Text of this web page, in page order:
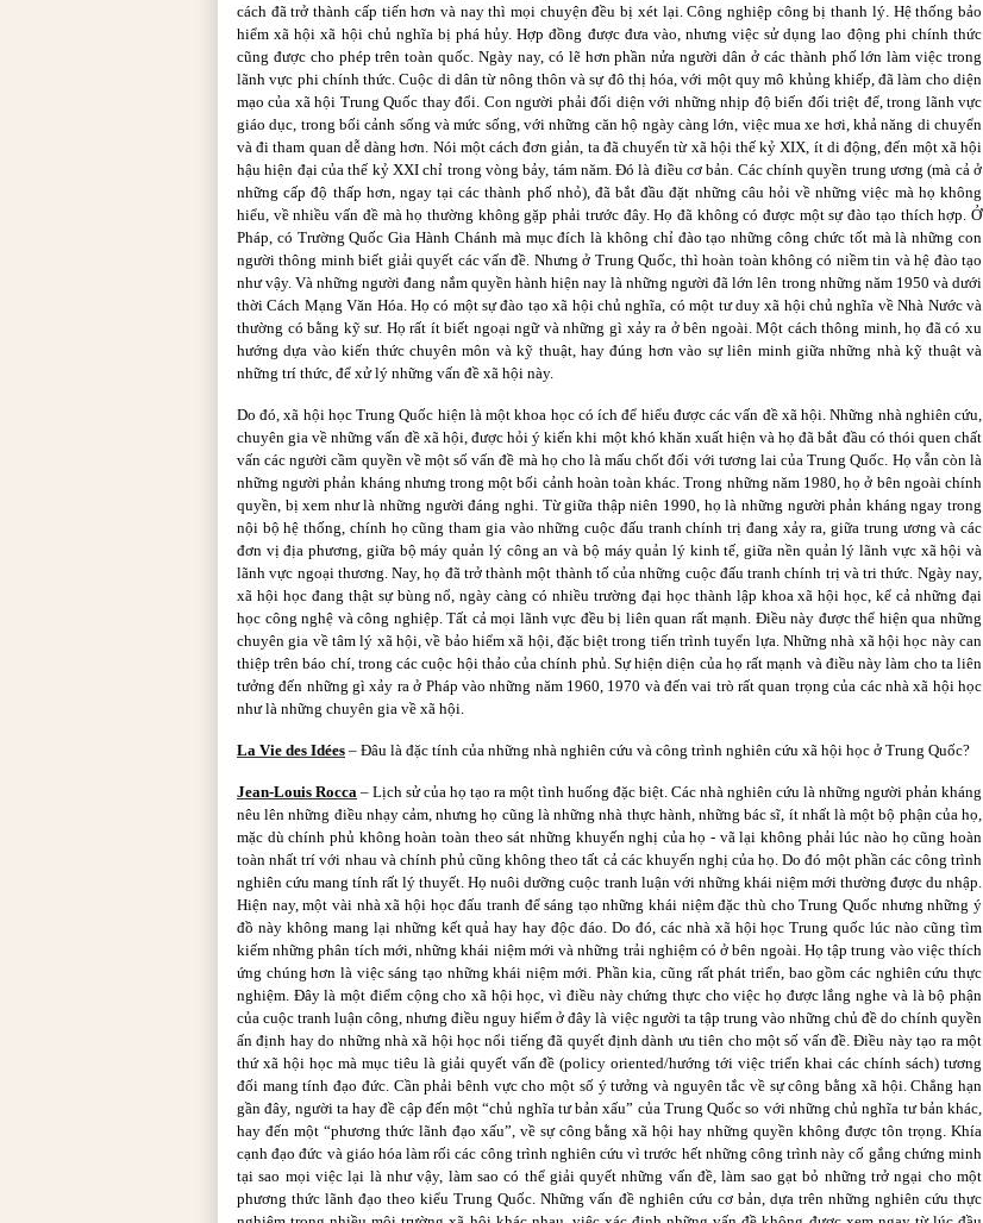
cách đã trở thành cấp tiến hơn và nay thì mọi chuyện đều bị xét lại. Công nghiệp công bị thanh lý. Hệ thống bảo
hiểm xã hội xã hội chủ nghĩa bị phá hủy. Hợp đồng được đưa vào, nhưng việc sử dụng lao động phi chính thức
cũng được cho phép trên toàn quốc. Ngày nay, có lẽ hơn phần nửa người dân ở các thành phố lớn làm việc trong
lãnh vực phi chính thức. Cuộc di dân từ nông thôn và sự đô thị hóa, với một quy mô khủng khiếp, đã làm cho diện
mạo của xã hội Trung Quốc thay đổi. Con người phải đối diện với những nhịp độ biến đối triệt để, trong lãnh vực
giáo dục, trong bối cảnh sống và mức sống, với những căn hộ ngày càng lớn, việc mua xe hơi, khả năng di chuyển
và đi tham quan dễ dàng hơn. Nói một cách đơn giản, ta đã chuyển từ xã hội thế kỷ XIX, ít di động, đến một xã hội
hậu hiện đại của thế kỷ XXI chỉ trong vòng bảy, tám năm. Đó là điều cơ bản. Các chính quyền trung ương (mà cả ở
những cấp độ thấp hơn, ngay tại các thành phố nhỏ), đã bắt đầu đặt những câu hỏi về những việc mà họ không
hiểu, về nhiều vấn đề mà họ thường không gặp phải trước đây. Họ đã không có được một sự đào tạo thích hợp. Ở
Pháp, có Trường Quốc Gia Hành Chánh mà mục đích là không chỉ đào tạo những công chức tốt mà là những con
người thông minh biết giải quyết các vấn đề. Nhưng ở Trung Quốc, thì hoàn toàn không có niềm tin và hệ đào tạo
như vậy. Và những người đang nắm quyền hành hiện nay là những người đã lớn lên trong những năm 1950 và dưới
thời Cách Mạng Văn Hóa. Họ có một sự đào tạo xã hội chủ nghĩa, có một tư duy xã hội chủ nghĩa về Nhà Nước và
thường có bằng kỹ sư. Họ rất ít biết ngoại ngữ và những gì xảy ra ở bên ngoài. Một cách thông minh, họ đã có xu
hướng dựa vào kiến thức chuyên môn và kỹ thuật, hay đúng hơn vào sự liên minh giữa những nhà kỹ thuật và
những trí thức, để xử lý những vấn đề xã hội này.
Do đó, xã hội học Trung Quốc hiện là một khoa học có ích để hiểu được các vấn đề xã hội. Những nhà nghiên cứu,
chuyên gia về những vấn đề xã hội, được hỏi ý kiến khi một khó khăn xuất hiện và họ đã bắt đầu có thói quen chất
vấn các người cầm quyền về một số vấn đề mà họ cho là mấu chốt đối với tương lai của Trung Quốc. Họ vẫn còn là
những người phản kháng nhưng trong một bối cảnh hoàn toàn khác. Trong những năm 1980, họ ở bên ngoài chính
quyền, bị xem như là những người đáng nghi. Từ giữa thập niên 1990, họ là những người phản kháng ngay trong
nội bộ hệ thống, chính họ cũng tham gia vào những cuộc đấu tranh chính trị đang xảy ra, giữa trung ương và các
đơn vị địa phương, giữa bộ máy quản lý công an và bộ máy quản lý kinh tế, giữa nền quản lý lãnh vực xã hội và
lãnh vực ngoại thương. Nay, họ đã trở thành một thành tố của những cuộc đấu tranh chính trị và tri thức. Ngày nay,
xã hội học đang thật sự bùng nổ, ngày càng có nhiều trường đại học thành lập khoa xã hội học, kể cả những đại
học công nghệ và công nghiệp. Tất cả mọi lãnh vực đều bị liên quan rất mạnh. Điều này được thể hiện qua những
chuyên gia về tâm lý xã hội, về bảo hiểm xã hội, đặc biệt trong tiến trình tuyển lựa. Những nhà xã hội học này can
thiệp trên báo chí, trong các cuộc hội thảo của chính phủ. Sự hiện diện của họ rất mạnh và điều này làm cho ta liên
tưởng đến những gì xảy ra ở Pháp vào những năm 1960, 1970 và đến vai trò rất quan trọng của các nhà xã hội học
như là những chuyên gia về xã hội.
La Vie des Idées – Đâu là đặc tính của những nhà nghiên cứu và công trình nghiên cứu xã hội học ở Trung Quốc?
Jean-Louis Rocca – Lịch sử của họ tạo ra một tình huống đặc biệt. Các nhà nghiên cứu là những người phản kháng
nêu lên những điều nhạy cảm, nhưng họ cũng là những nhà thực hành, những bác sĩ, ít nhất là một bộ phận của họ,
mặc dù chính phủ không hoàn toàn theo sát những khuyến nghị của họ - vã lại không phải lúc nào họ cũng hoàn
toàn nhất trí với nhau và chính phủ cũng không theo tất cả các khuyến nghị của họ. Do đó một phần các công trình
nghiên cứu mang tính rất lý thuyết. Họ nuôi dưỡng cuộc tranh luận với những khái niệm mới thường được du nhập.
Hiện nay, một vài nhà xã hội học đấu tranh để sáng tạo những khái niệm đặc thù cho Trung Quốc nhưng những ý
đồ này không mang lại những kết quả hay hay độc đáo. Do đó, các nhà xã hội học Trung quốc lúc nào cũng tìm
kiếm những phân tích mới, những khái niệm mới và những trải nghiệm có ở bên ngoài. Họ tập trung vào việc thích
ứng chúng hơn là việc sáng tạo những khái niệm mới. Phần kia, cũng rất phát triển, bao gồm các nghiên cứu thực
nghiệm. Đây là một điểm cộng cho xã hội học, vì điều này chứng thực cho việc họ được lắng nghe và là bộ phận
của cuộc tranh luận công, nhưng điều nguy hiểm ở đây là việc người ta tập trung vào những chủ đề do chính quyền
ấn định hay do những nhà xã hội học nổi tiếng đã quyết định dành ưu tiên cho một số vấn đề. Điều này tạo ra một
thứ xã hội học mà mục tiêu là giải quyết vấn đề (policy oriented/hướng tới việc triển khai các chính sách) tương
đối mang tính đạo đức. Cần phải bênh vực cho một số ý tưởng và nguyên tắc về sự công bằng xã hội. Chẳng hạn
gần đây, người ta hay đề cập đến một “chủ nghĩa tư bản xấu” của Trung Quốc so với những chủ nghĩa tư bản khác,
hay đến một “phương thức lãnh đạo xấu”, về sự công bằng xã hội hay những quyền không được tôn trọng. Khía
cạnh đạo đức và giáo hóa làm rối các công trình nghiên cứu vì trước hết những công trình này cố gắng chứng minh
tại sao mọi việc lại là như vậy, làm sao có thể giải quyết những vấn đề, làm sao gạt bỏ những trở ngại cho một
phương thức lãnh đạo theo kiểu Trung Quốc. Những vấn đề nghiên cứu cơ bản, dựa trên những nghiên cứu thực